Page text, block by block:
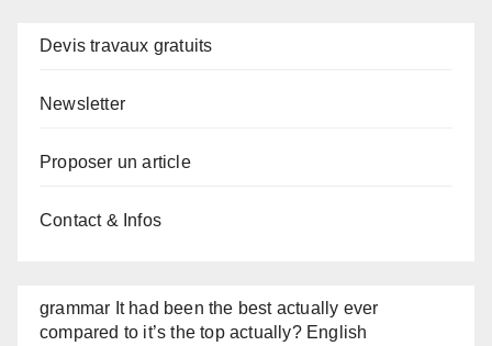
Devis travaux gratuits
Newsletter
Proposer un article
Contact & Infos
grammar It had been the best actually ever
compared to it’s the top actually? English